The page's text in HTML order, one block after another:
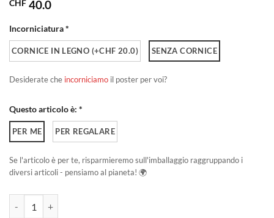
CHF 40.0
Incorniciatura *
CORNICE IN LEGNO (+CHF 20.0) SENZA CORNICE
Desiderate che incorniciamo il poster per voi?
Questo articolo è: *
PER ME PER REGALARE
Se l'articolo è per te, risparmieremo sull'imballaggio raggruppando i
diversi articoli - pensiamo al pianeta! 🌍